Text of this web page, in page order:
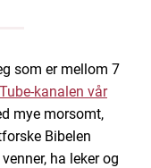
som er mellom 7
kanalen vår
mye morsomt,
Bibelen
ha leker og